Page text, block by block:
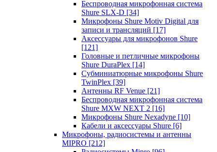
Беспроводная микрофонная система
Shure SLX-D [34]
Микрофоны Shure Motiv Digital для
записи и трансляций [17]
Аксессуары для микрофонов Shure
[121]
Головные и петличные микрофоны
Shure DuraPlex [14]
Субминиатюрные микрофоны Shure
TwinPlex [39]
Антенны RF Venue [21]
Беспроводная микрофонная система
Shure MXW NEXT 2 [16]
Микрофоны Shure Nexadyne [10]
Кабели и аксессуары Shure [6]
Микрофоны, радиосистемы и антенны
MIPRO [212]